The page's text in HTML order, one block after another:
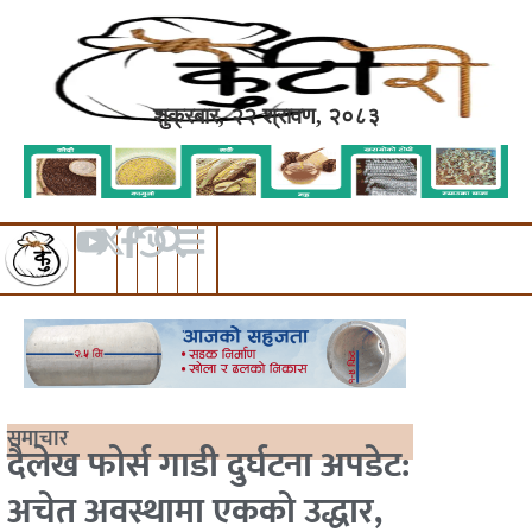
शुक्रबार, २२ श्रावण, २०८३
समाचार
दैलेख फोर्स गाडी दुर्घटना अपडेट:
अचेत अवस्थामा एकको उद्धार,